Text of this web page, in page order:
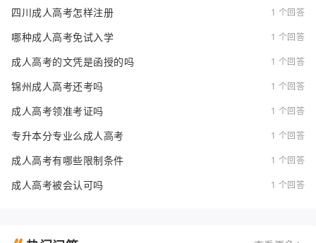
四川成人高考怎样注册 1 个回答
哪种成人高考免试入学 1 个回答
成人高考的文凭是函授的吗 1 个回答
锦州成人高考还考吗 1 个回答
成人高考领准考证吗 1 个回答
专升本分专业么成人高考 1 个回答
成人高考有哪些限制条件 1 个回答
成人高考被会认可吗 1 个回答